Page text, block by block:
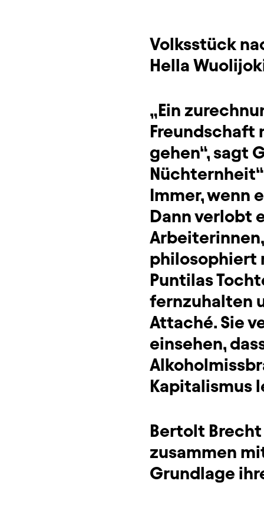
Volksstück
Hella
„Ein
Freundschaft
gehen“, sagt
Immer, wenn
Dann verlobt
philosophiert
Puntilas
fernzuhalten
Attaché. Sie
einsehen,
Kapitalismus
Bertolt Brecht
zusammen
Grundlage